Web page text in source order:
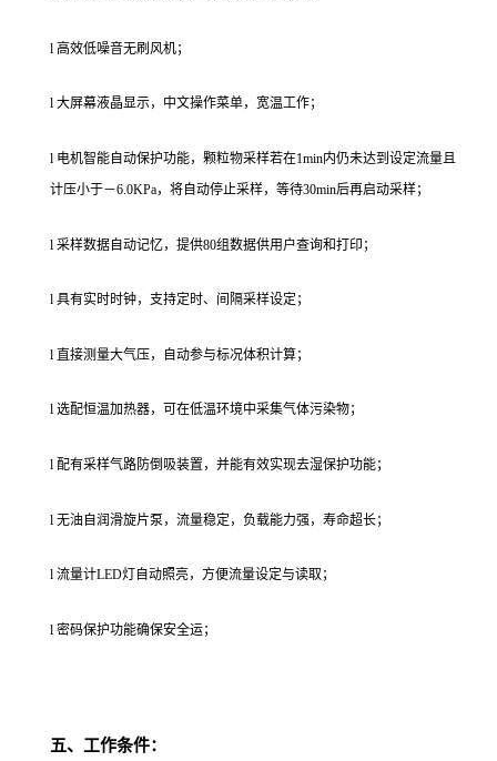
l 高效低噪音无刷风机；
l 大屏幕液晶显示，中文操作菜单，宽温工作；
l 电机智能自动保护功能，颗粒物采样若在1min内仍未达到设定流量且
计压小于－6.0KPa，将自动停止采样，等待30min后再启动采样；
l 采样数据自动记忆，提供80组数据供用户查询和打印；
l 具有实时时钟，支持定时、间隔采样设定；
l 直接测量大气压，自动参与标况体积计算；
l 选配恒温加热器，可在低温环境中采集气体污染物；
l 配有采样气路防倒吸装置，并能有效实现去湿保护功能；
l 无油自润滑旋片泵，流量稳定，负载能力强，寿命超长；
l 流量计LED灯自动照亮，方便流量设定与读取；
l 密码保护功能确保安全运；
五、工作条件：